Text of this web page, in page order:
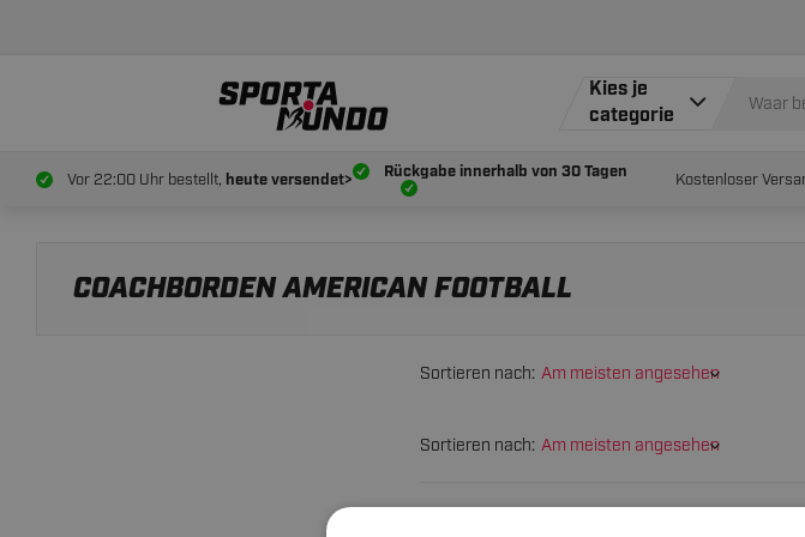
Kies je
categorie
Vor 22:00 Uhr bestellt, heute versendet> Rückgabe innerhalb von 30 Tagen Kostenloser
COACHBORDEN AMERICAN FOOTBALL
Sortieren nach: Am meisten angesehen
Sortieren nach: Am meisten angesehen